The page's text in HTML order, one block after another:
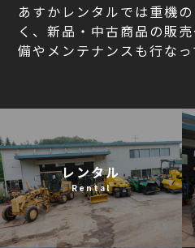
あすかレンタルでは重機
く、新品・中古商品の販
備やメンテナンスも行なっ
レンタル
Rental